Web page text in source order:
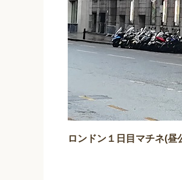
ロンドン１日目マチネ(